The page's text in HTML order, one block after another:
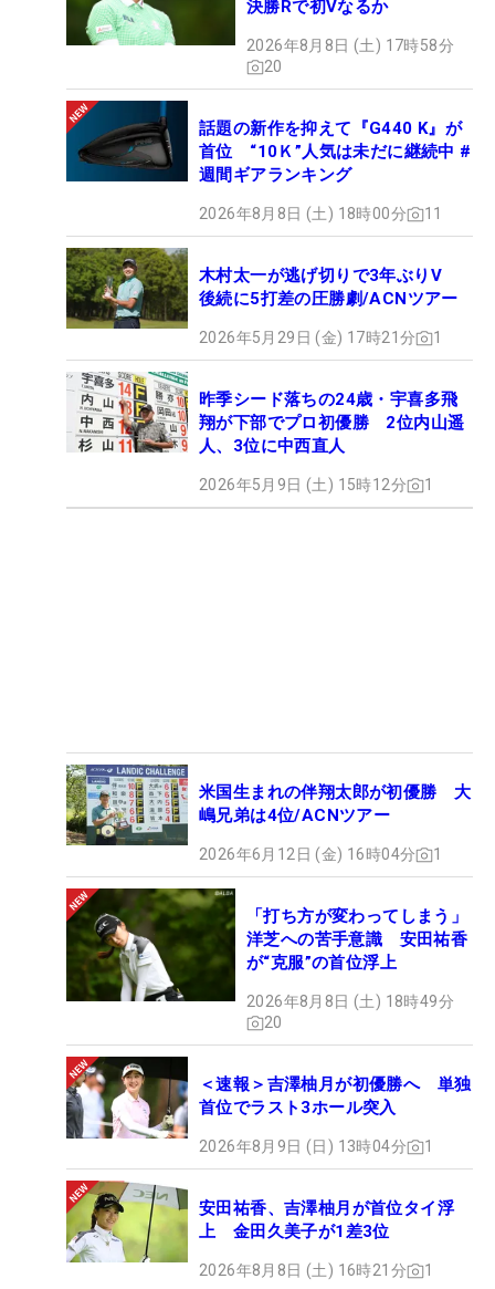
決勝Rで初Vなるか
2026年8月8日 (土) 17時58分
20
話題の新作を抑えて『G440 K』が
首位 “10Ｋ”人気は未だに継続中 #
週間ギアランキング
2026年8月8日 (土) 18時00分 11
木村太一が逃げ切りで3年ぶりV
後続に5打差の圧勝劇/ACNツアー
2026年5月29日 (金) 17時21分 1
昨季シード落ちの24歳・宇喜多飛
翔が下部でプロ初優勝 2位内山遥
人、3位に中西直人
2026年5月9日 (土) 15時12分 1
米国生まれの伴翔太郎が初優勝 大
嶋兄弟は4位/ACNツアー
2026年6月12日 (金) 16時04分 1
「打ち方が変わってしまう」
洋芝への苦手意識 安田祐香
が“克服”の首位浮上
2026年8月8日 (土) 18時49分
20
＜速報＞吉澤柚月が初優勝へ 単独
首位でラスト3ホール突入
2026年8月9日 (日) 13時04分 1
安田祐香、吉澤柚月が首位タイ浮
上 金田久美子が1差3位
2026年8月8日 (土) 16時21分 1